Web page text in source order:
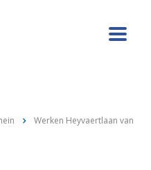
Werken Heyvaertlaan van